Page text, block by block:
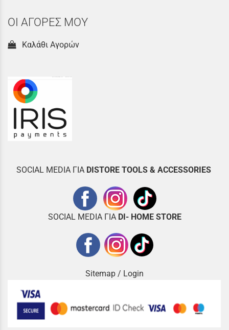
ΟΙ ΑΓΟΡΕΣ ΜΟΥ
Καλάθι Αγορών
SOCIAL MEDIA ΓΙΑ DISTORE TOOLS & ACCESSORIES
SOCIAL MEDIA ΓΙΑ DI- HOME STORE
Sitemap / Login